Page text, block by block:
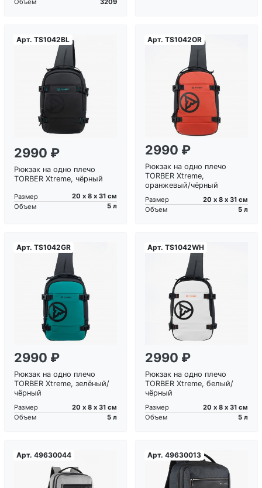
Объем
Арт. TS1042BL
Загрузка...
2990 ₽
Рюкзак на одно плечо
TORBER Xtreme, чёрный
Размер
20 х 8 х 31 см
Объем
5 л
Арт. TS1042OR
Загрузка...
2990 ₽
Рюкзак на одно плечо
TORBER Xtreme,
оранжевый/чёрный
Размер
20 х 8 х 31 см
Объем
5 л
Арт. TS1042GR
Загрузка...
2990 ₽
Рюкзак на одно плечо
TORBER Xtreme, зелёный/
чёрный
Размер
20 х 8 х 31 см
Объем
5 л
Арт. TS1042WH
Загрузка...
2990 ₽
Рюкзак на одно плечо
TORBER Xtreme, белый/
чёрный
Размер
20 х 8 х 31 см
Объем
5 л
Арт. 49630044 Арт. 49630013